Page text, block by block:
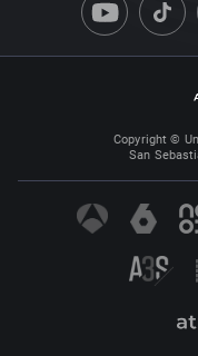
Copyright ©
San